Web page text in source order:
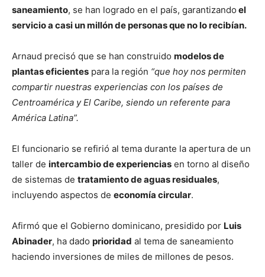
saneamiento, se han logrado en el país, garantizando el
servicio a casi un millón de personas que no lo recibían.
Arnaud precisó que se han construido modelos de
plantas eficientes para la región “que hoy nos permiten
compartir nuestras experiencias con los países de
Centroamérica y El Caribe, siendo un referente para
América Latina”.
El funcionario se refirió al tema durante la apertura de un
taller de intercambio de experiencias en torno al diseño
de sistemas de tratamiento de aguas residuales,
incluyendo aspectos de economía circular.
Afirmó que el Gobierno dominicano, presidido por Luis
Abinader, ha dado prioridad al tema de saneamiento
haciendo inversiones de miles de millones de pesos.